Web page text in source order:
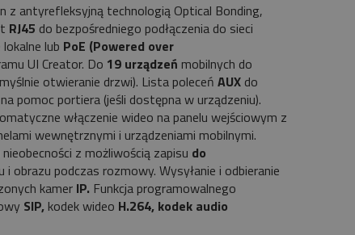
z antyrefleksyjną technologią Optical Bonding,
RJ45 do bezpośredniego podłączenia do sieci
lub PoE (Powered over
UI Creator. Do 19 urządzeń mobilnych do
otwieranie drzwi). Lista poleceń AUX do
pomoc portiera (jeśli dostępna w urządzeniu).
włączenie wideo na panelu wejściowym z
wewnętrznymi i urządzeniami mobilnymi.
z możliwością zapisu do
i obrazu podczas rozmowy. Wysyłanie i odbieranie
kamer IP. Funkcja programowalnego
SIP, kodek wideo H.264, kodek audio